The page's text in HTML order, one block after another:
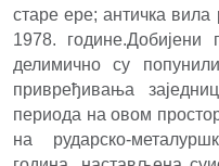
старе ере; античка
1978.
делимично су
привређивања
периода на овом
на рударско-